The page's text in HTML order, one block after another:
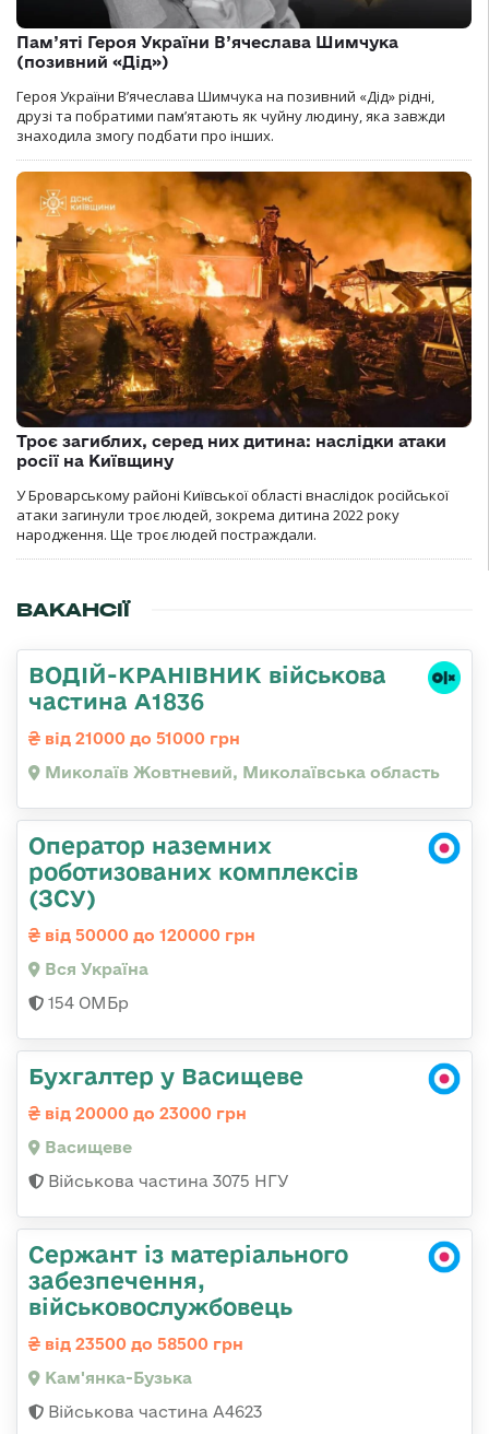
Пам’яті Героя України В’ячеслава Шимчука
(позивний «Дід»)
Героя України В’ячеслава Шимчука на позивний «Дід» рідні,
друзі та побратими пам’ятають як чуйну людину, яка завжди
знаходила змогу подбати про інших.
Троє загиблих, серед них дитина: наслідки атаки
росії на Київщину
У Броварському районі Київської області внаслідок російської
атаки загинули троє людей, зокрема дитина 2022 року
народження. Ще троє людей постраждали.
ВАКАНСІЇ
ВОДІЙ-КРАНІВНИК військова
частина А1836
від 21000 до 51000 грн
Миколаїв Жовтневий, Миколаївська область
Оператор наземних
роботизованих комплексів
(ЗСУ)
від 50000 до 120000 грн
Вся Україна
154 ОМБр
Бухгалтер у Васищеве
від 20000 до 23000 грн
Васищеве
Військова частина 3075 НГУ
Сержант із матеріального
забезпечення,
військовослужбовець
від 23500 до 58500 грн
Кам'янка-Бузька
Військова частина А4623